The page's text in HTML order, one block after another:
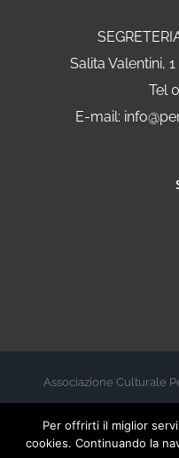
Salita Valentini,
Tel
E-mail:
Associazione Culturale
Per offrirti il miglior
cookies. Continuando la